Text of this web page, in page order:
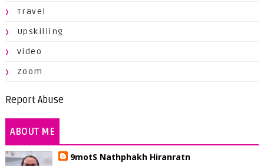
Travel
Upskilling
Video
Zoom
Report Abuse
ABOUT ME
9motS Nathphakh Hiranratn